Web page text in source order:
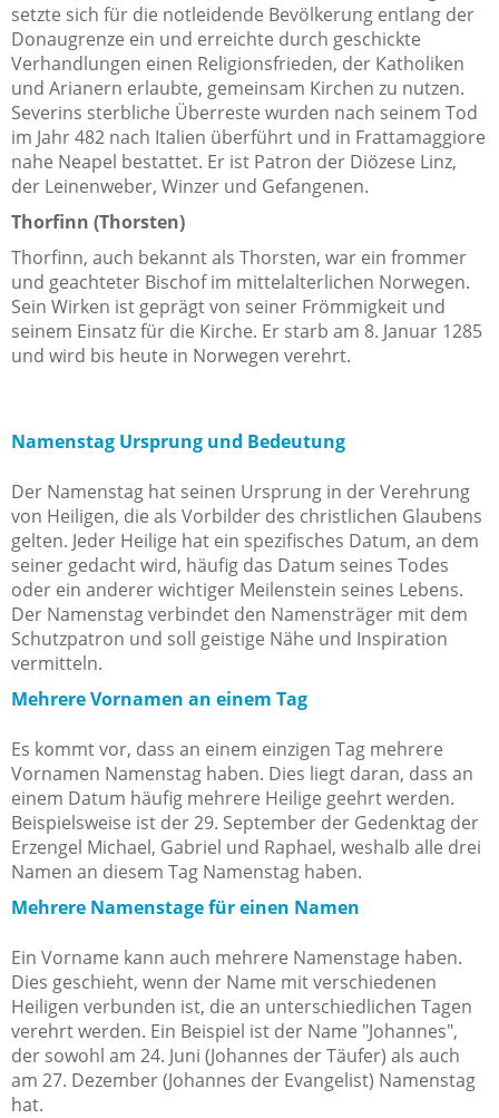
setzte sich für die notleidende Bevölkerung entlang der
Donaugrenze ein und erreichte durch geschickte
Verhandlungen einen Religionsfrieden, der Katholiken
und Arianern erlaubte, gemeinsam Kirchen zu nutzen.
Severins sterbliche Überreste wurden nach seinem Tod
im Jahr 482 nach Italien überführt und in Frattamaggiore
nahe Neapel bestattet. Er ist Patron der Diözese Linz,
der Leinenweber, Winzer und Gefangenen.
Thorfinn (Thorsten)
Thorfinn, auch bekannt als Thorsten, war ein frommer
und geachteter Bischof im mittelalterlichen Norwegen.
Sein Wirken ist geprägt von seiner Frömmigkeit und
seinem Einsatz für die Kirche. Er starb am 8. Januar 1285
und wird bis heute in Norwegen verehrt.
Namenstag Ursprung und Bedeutung
Der Namenstag hat seinen Ursprung in der Verehrung
von Heiligen, die als Vorbilder des christlichen Glaubens
gelten. Jeder Heilige hat ein spezifisches Datum, an dem
seiner gedacht wird, häufig das Datum seines Todes
oder ein anderer wichtiger Meilenstein seines Lebens.
Der Namenstag verbindet den Namensträger mit dem
Schutzpatron und soll geistige Nähe und Inspiration
vermitteln.
Mehrere Vornamen an einem Tag
Es kommt vor, dass an einem einzigen Tag mehrere
Vornamen Namenstag haben. Dies liegt daran, dass an
einem Datum häufig mehrere Heilige geehrt werden.
Beispielsweise ist der 29. September der Gedenktag der
Erzengel Michael, Gabriel und Raphael, weshalb alle drei
Namen an diesem Tag Namenstag haben.
Mehrere Namenstage für einen Namen
Ein Vorname kann auch mehrere Namenstage haben.
Dies geschieht, wenn der Name mit verschiedenen
Heiligen verbunden ist, die an unterschiedlichen Tagen
verehrt werden. Ein Beispiel ist der Name "Johannes",
der sowohl am 24. Juni (Johannes der Täufer) als auch
am 27. Dezember (Johannes der Evangelist) Namenstag
hat.